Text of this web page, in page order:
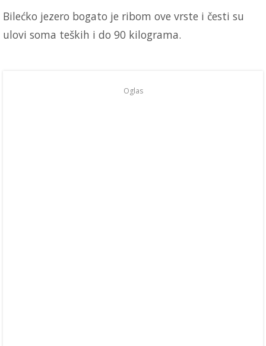
Bilećko jezero bogato je ribom ove vrste i česti su
ulovi soma teških i do 90 kilograma.
Oglas